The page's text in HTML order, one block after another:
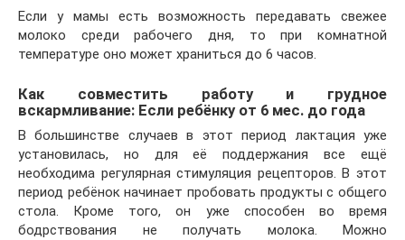
Если у мамы есть возможность передавать свежее
молоко среди рабочего дня, то при комнатной
температуре оно может храниться до 6 часов.
Как совместить работу и грудное
вскармливание: Если ребёнку от 6 мес. до года
В большинстве случаев в этот период лактация уже
установилась, но для её поддержания все ещё
необходима регулярная стимуляция рецепторов. В этот
период ребёнок начинает пробовать продукты с общего
стола. Кроме того, он уже способен во время
бодрствования не получать молока. Можно